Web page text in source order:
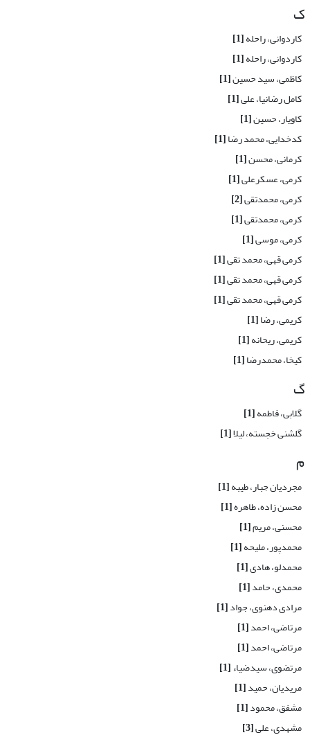
ک
کاردوانی، راحله[1]
کاردوانی، راحله[1]
کاظمی، سید حسین[1]
کامل رضانیا، علی[1]
کاویار، حسین[1]
کدخدایی، محمد رضا[1]
کرمانی، محسن[1]
کرمی، عسکرعلی[1]
کرمی، محمدتقی[2]
کرمی، محمدتقی[1]
کرمی، موسی[1]
کرمی قهی، محمد تقی[1]
کرمی قهی، محمد تقی[1]
کرمی قهی، محمد تقی[1]
کریمی، رضا[1]
کریمی، ریحانه[1]
کیخا، محمدرضا[1]
گ
گلابی، فاطمه[1]
گلشنی خجسته، لیلا[1]
م
مجردیان جبار، طیبه[1]
محسن زاده، طاهره[1]
محسنی، مریم[1]
محمدپور، ملیحه[1]
محمدلو، هادی[1]
محمدی، حامد[1]
مرادی دهنوی، جواد[1]
مرتاضی، احمد[1]
مرتاضی، احمد[1]
مرتضوی، سیدضیاء[1]
مریدیان، حمید[1]
مشفق، محمود[1]
مشهدی، علی[3]